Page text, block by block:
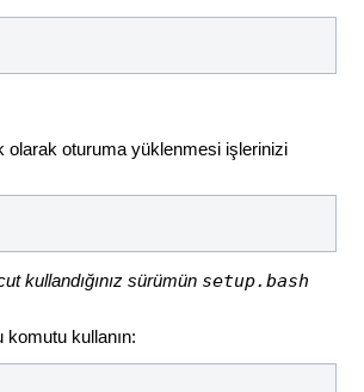
olarak oturuma yüklenmesi işlerinizi
kullandığınız sürümün setup.bash
kullanın: